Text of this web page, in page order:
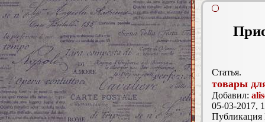
Статья.
товары
Добавил:
05-03-2017,